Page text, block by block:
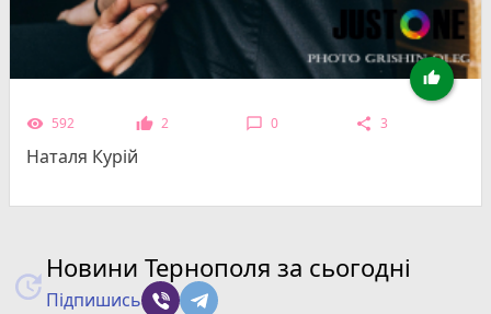

remove_red_eye 592 thumb_up 2 chat_bubble_outline 0 share 3
Наталя Курій
Новини Тернополя за сьогодні
Підпишись